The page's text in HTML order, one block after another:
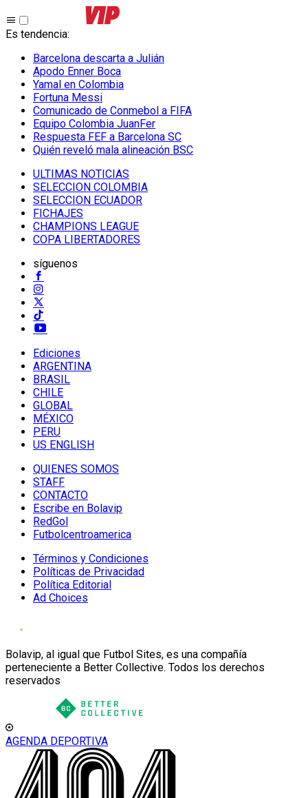
Es tendencia:
Barcelona descarta a Julián
Apodo Enner Boca
Yamal en Colombia
Fortuna Messi
Comunicado de Conmebol a FIFA
Equipo Colombia JuanFer
Respuesta FEF a Barcelona SC
Quién reveló mala alineación BSC
ULTIMAS NOTICIAS
SELECCION COLOMBIA
SELECCION ECUADOR
FICHAJES
CHAMPIONS LEAGUE
COPA LIBERTADORES
síguenos
Ediciones
ARGENTINA
BRASIL
CHILE
GLOBAL
MÉXICO
PERU
US ENGLISH
QUIENES SOMOS
STAFF
CONTACTO
Escribe en Bolavip
RedGol
Futbolcentroamerica
Términos y Condiciones
Políticas de Privacidad
Política Editorial
Ad Choices
Bolavip, al igual que Futbol Sites, es una compañía
perteneciente a Better Collective. Todos los derechos
reservados
AGENDA DEPORTIVA